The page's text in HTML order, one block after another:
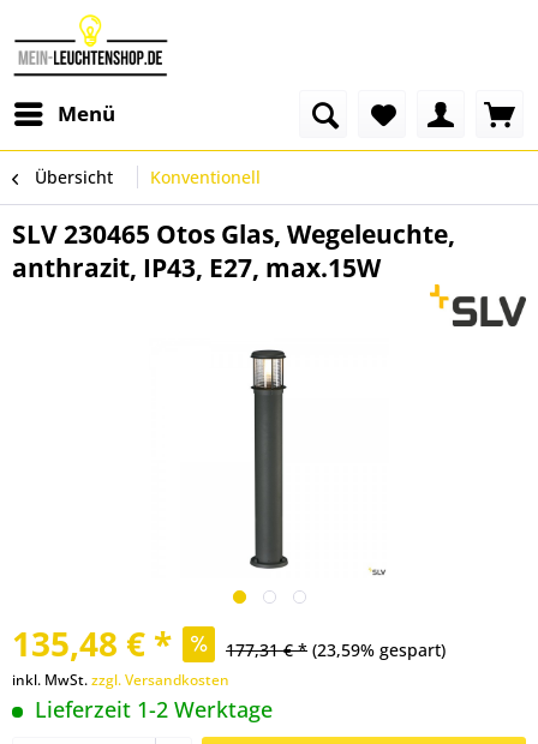
Menü
Übersicht Konventionell
SLV 230465 Otos Glas, Wegeleuchte,
anthrazit, IP43, E27, max.15W
135,48 € * 177,31 € * (23,59% gespart)
inkl. MwSt.zzgl. Versandkosten
Lieferzeit 1-2 Werktage